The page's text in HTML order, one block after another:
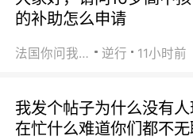
的补助怎么申请
法国你问我答 逆行 11小时前
我发个帖子为什么没有
在忙什么难道你们都不无